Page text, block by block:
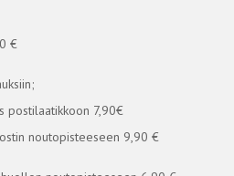
€
postilaatikkoon 7,90€
noutopisteeseen 9,90 €